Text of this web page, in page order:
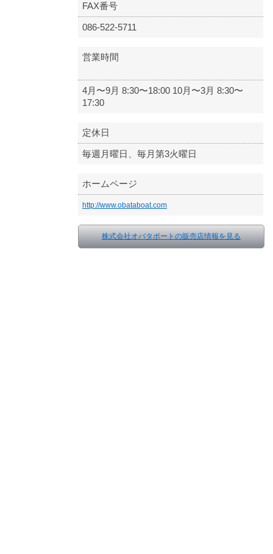
FAX番号
086-522-5711
営業時間
4月〜9月 8:30〜18:00 10月〜3月 8:30〜
17:30
定休日
毎週月曜日、毎月第3火曜日
ホームページ
http://www.obataboat.com
株式会社オバタボートの販売店情報を見る